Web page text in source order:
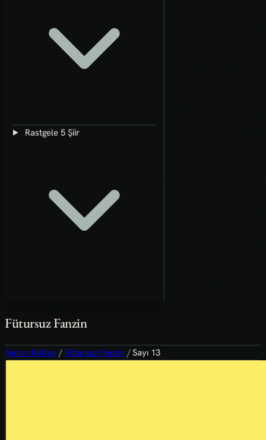
Rastgele 5 Şiir
Fütursuz Fanzin
Fanzin Rafları / Fütursuz Fanzin /Sayı 13